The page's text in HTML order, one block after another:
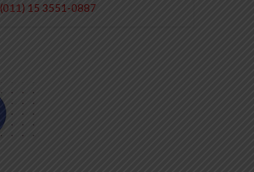
(011) 15 3551-0887